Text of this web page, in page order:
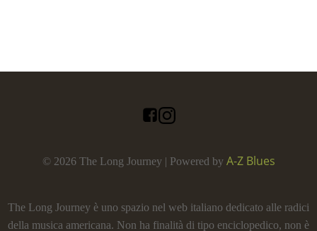
© 2026 The Long Journey | Powered by A-Z Blues
The Long Journey è uno spazio nel web italiano dedicato alle radici
della musica americana. Non ha finalità di tipo enciclopedico, non è